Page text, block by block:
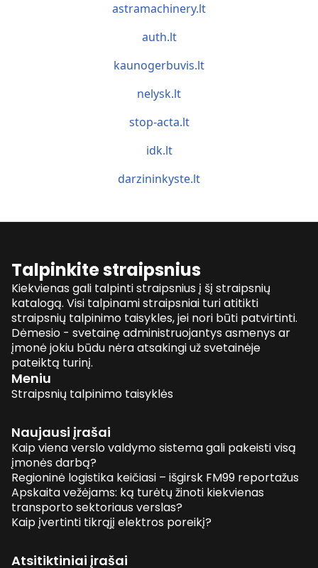
astramachinery.lt
auth.lt
kaunogerbuvis.lt
nelysk.lt
stop-acta.lt
idk.lt
darzininkyste.lt
Talpinkite straipsnius
Kiekvienas gali talpinti straipsnius į šį straipsnių
katalogą. Visi talpinami straipsniai turi atitikti
straipsnių talpinimo taisykles, jei nori būti patvirtinti.
Dėmesio - svetainę administruojantys asmenys ar
įmonė jokiu būdu nėra atsakingi už svetainėje
pateiktą turinį.
Meniu
Straipsnių talpinimo taisyklės
Naujausi įrašai
Kaip viena verslo valdymo sistema gali pakeisti visą
įmonės darbą?
Regioninė logistika keičiasi – išgirsk FM99 reportažus
Apskaita vežėjams: ką turėtų žinoti kiekvienas
transporto sektoriaus verslas?
Kaip įvertinti tikrąjį elektros poreikį?
Atsitiktiniai įrašai